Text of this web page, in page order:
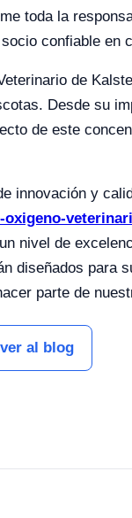
toda la
confiable en
de
Desde su
de este
innovación y
nivel de
diseñados para
parte de
al blog